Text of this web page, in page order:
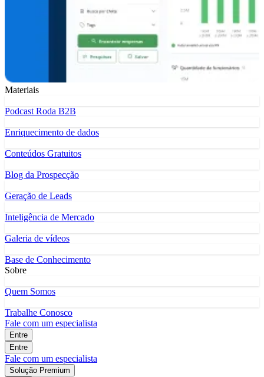
Materiais
Podcast Roda B2B
Enriquecimento de dados
Conteúdos Gratuitos
Blog da Prospecção
Geração de Leads
Inteligência de Mercado
Galeria de vídeos
Base de Conhecimento
Sobre
Quem Somos
Trabalhe Conosco
Fale com um especialista
Entre
Entre
Fale com um especialista
Solução Premium